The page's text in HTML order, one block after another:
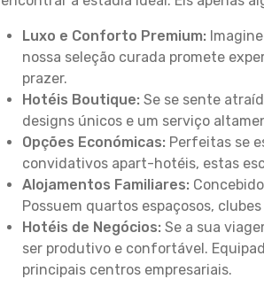
Luxo e Conforto Premium:
nossa seleção curada promete
prazer.
Hotéis Boutique: Se se sente
designs únicos e um serviço
Opções Económicas: Perfeitas se
convidativos apart-hotéis, estas
Alojamentos Familiares:
Possuem quartos espaçosos,
Hotéis de Negócios: Se a sua
ser produtivo e confortável.
principais centros empresariais.